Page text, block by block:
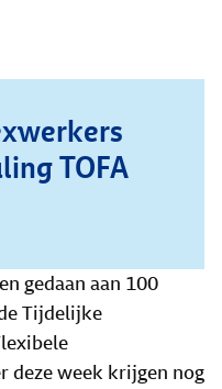
TOFA
gedaan aan 100
Tijdelijke
deze week krijgen nog